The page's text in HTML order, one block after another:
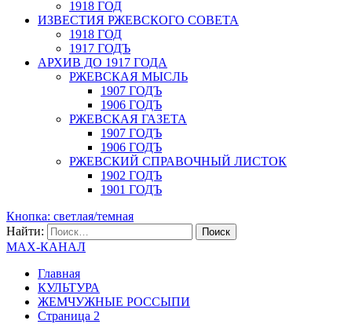
1918 ГОД
ИЗВЕСТИЯ РЖЕВСКОГО СОВЕТА
1918 ГОД
1917 ГОДЪ
АРХИВ ДО 1917 ГОДА
РЖЕВСКАЯ МЫСЛЬ
1907 ГОДЪ
1906 ГОДЪ
РЖЕВСКАЯ ГАЗЕТА
1907 ГОДЪ
1906 ГОДЪ
РЖЕВСКИЙ СПРАВОЧНЫЙ ЛИСТОК
1902 ГОДЪ
1901 ГОДЪ
Кнопка: светлая/темная
Найти:
MAX-КАНАЛ
Главная
КУЛЬТУРА
ЖЕМЧУЖНЫЕ РОССЫПИ
Страница 2